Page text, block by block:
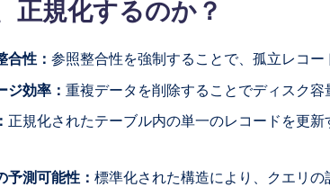
正規化するのか？
合性： 参照整合性を強制することで、孤立レコー
ジ効率： 重複データを削除することでディスク容
正規化されたテーブル内の単一のレコードを更
予測可能性： 標準化された構造により、クエリの